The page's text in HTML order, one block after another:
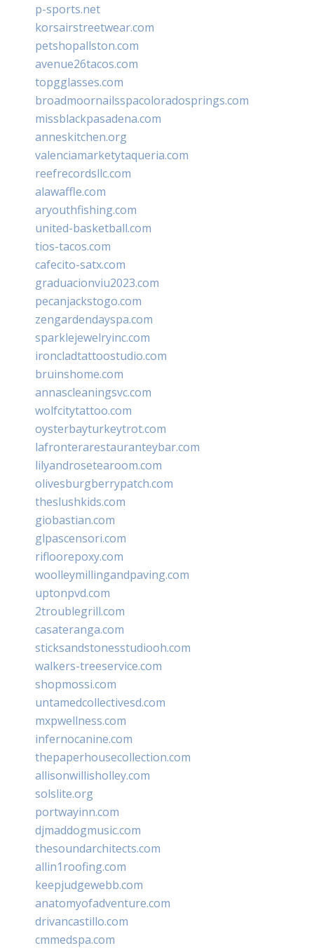
p-sports.net
korsairstreetwear.com
petshopallston.com
avenue26tacos.com
topgglasses.com
broadmoornailsspacoloradosprings.com
missblackpasadena.com
anneskitchen.org
valenciamarketytaqueria.com
reefrecordsllc.com
alawaffle.com
aryouthfishing.com
united-basketball.com
tios-tacos.com
cafecito-satx.com
graduacionviu2023.com
pecanjackstogo.com
zengardendayspa.com
sparklejewelryinc.com
ironcladtattoostudio.com
bruinshome.com
annascleaningsvc.com
wolfcitytattoo.com
oysterbayturkeytrot.com
lafronterarestauranteybar.com
lilyandrosetearoom.com
olivesburgberrypatch.com
theslushkids.com
giobastian.com
glpascensori.com
rifloorepoxy.com
woolleymillingandpaving.com
uptonpvd.com
2troublegrill.com
casateranga.com
sticksandstonesstudiooh.com
walkers-treeservice.com
shopmossi.com
untamedcollectivesd.com
mxpwellness.com
infernocanine.com
thepaperhousecollection.com
allisonwillisholley.com
solslite.org
portwayinn.com
djmaddogmusic.com
thesoundarchitects.com
allin1roofing.com
keepjudgewebb.com
anatomyofadventure.com
drivancastillo.com
cmmedspa.com